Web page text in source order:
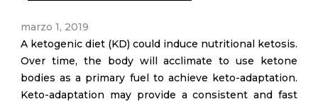
marzo 1, 2019
A ketogenic diet (KD) could induce nutritional ketosis.
Over time, the body will acclimate to use ketone
bodies as a primary fuel to achieve keto-adaptation.
Keto-adaptation may provide a consistent and fast